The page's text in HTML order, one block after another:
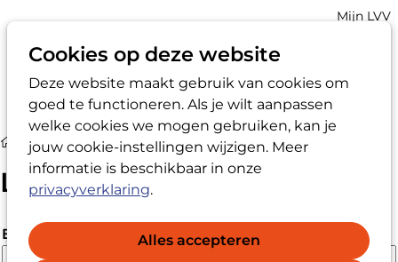
Cookies op deze website
Deze website maakt gebruik van cookies om
goed te functioneren. Als je wilt aanpassen
welke cookies we mogen gebruiken, kan je
jouw cookie-instellingen wijzigen. Meer
informatie is beschikbaar in onze
privacyverklaring.
Alles accepteren
Zoek
Account
Mijn LVV
Login
Login
E-mailadres